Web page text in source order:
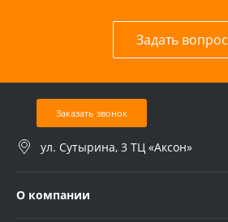
Задать вопрос
Заказать звонок
ул. Сутырина, 3 ТЦ «Аксон»
О компании